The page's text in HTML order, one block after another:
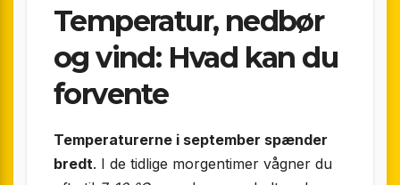
Temperatur, nedbør
og vind: Hvad kan du
forvente
Temperaturerne i september spænder
bredt. I de tidlige morgentimer vågner du